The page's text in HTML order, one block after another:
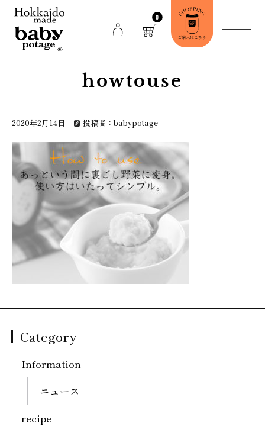
0
howtouse
2020年2月14日 投稿者：babypotage
Category
Information
ニュース
recipe